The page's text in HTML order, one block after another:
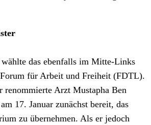
wählte das ebenfalls im Mitte-Links
für Arbeit und Freiheit (FDTL).
renommierte Arzt Mustapha Ben
17. Januar zunächst bereit, das
zu übernehmen. Als er jedoch